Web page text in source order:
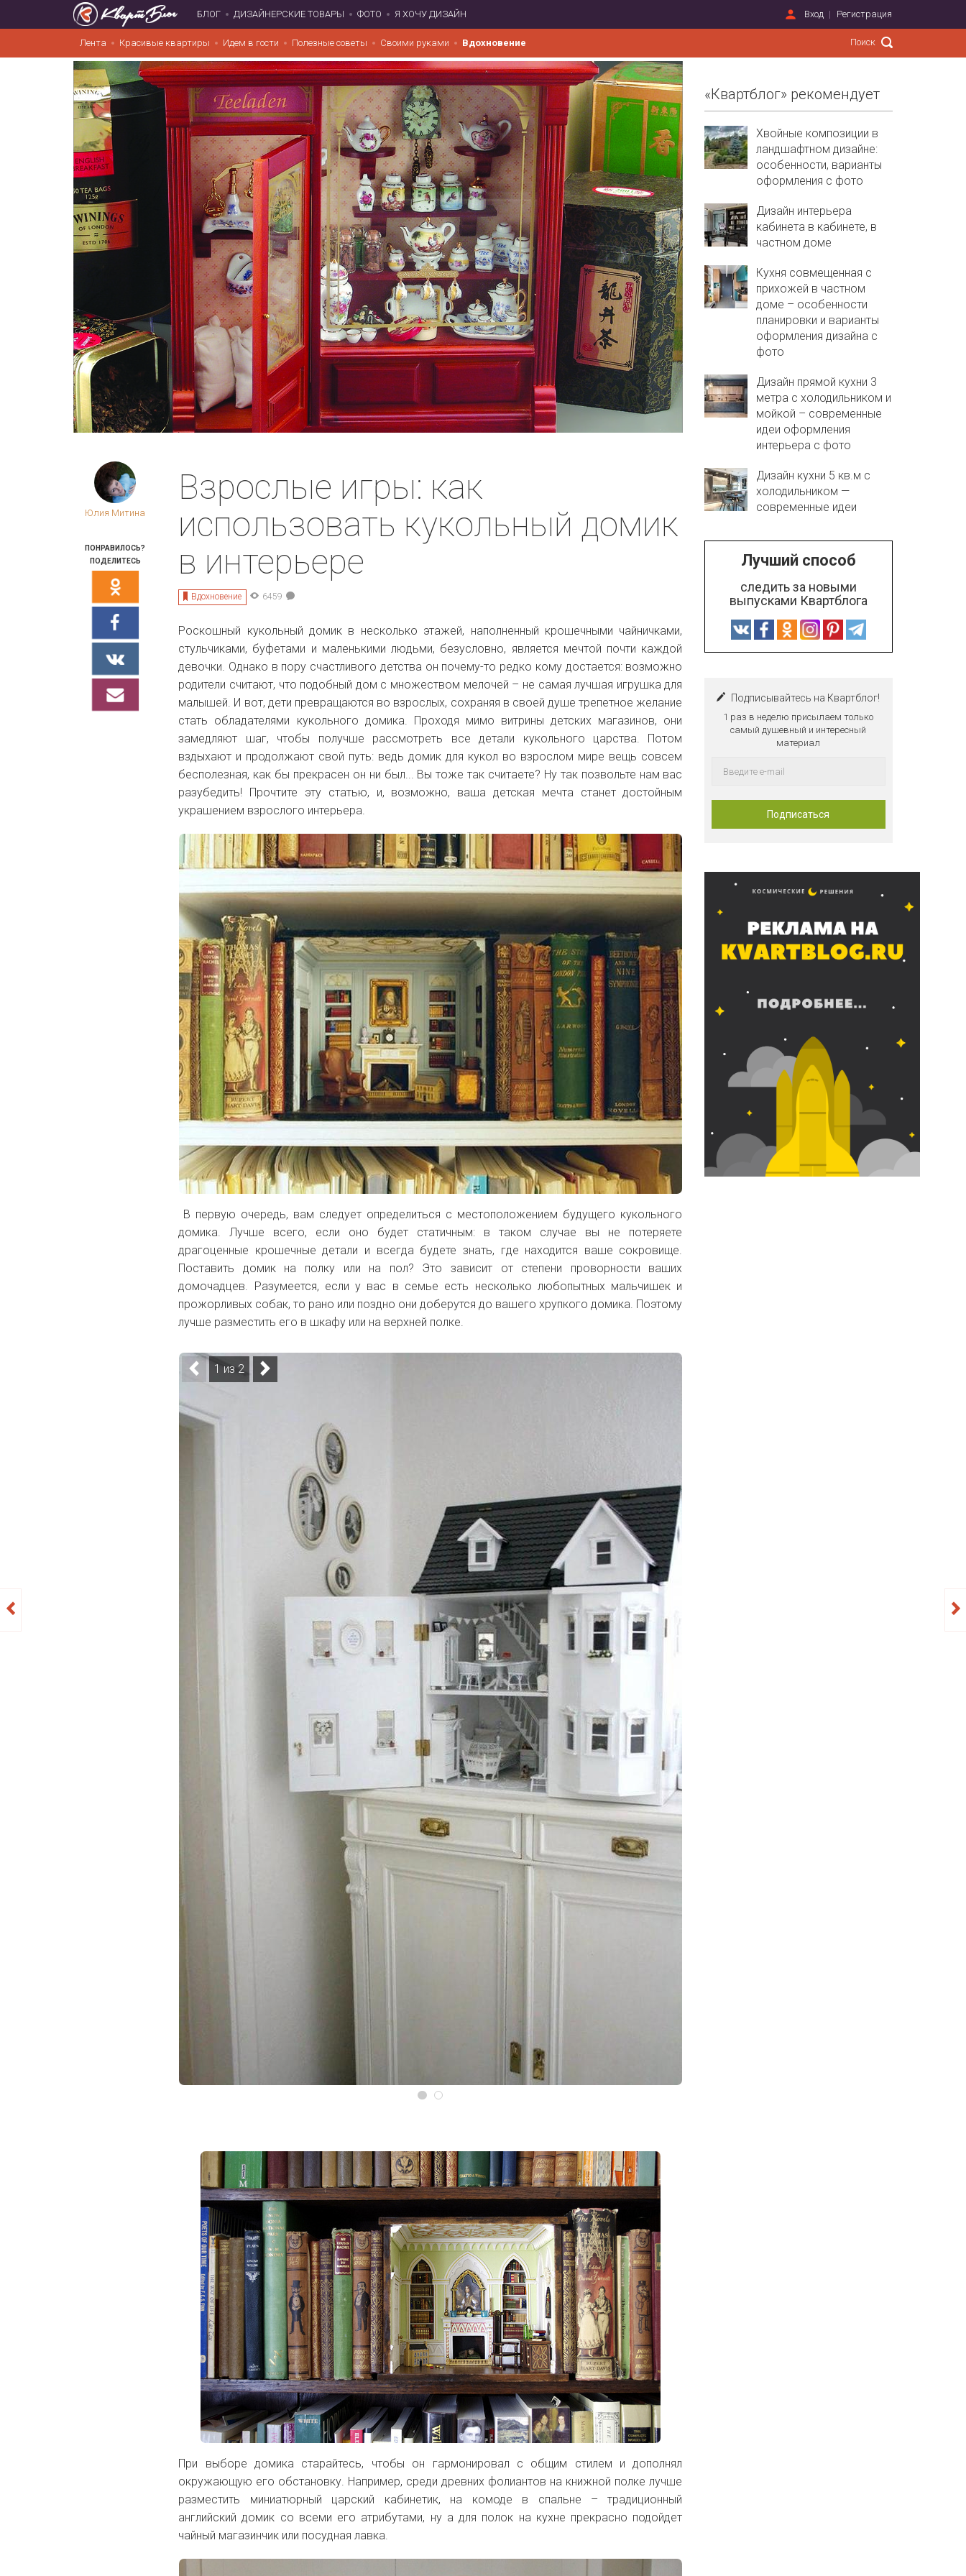
БЛОГ ДИЗАЙНЕРСКИЕ ТОВАРЫ ФОТО Я ХОЧУ ДИЗАЙН Вход Регистрация
Лента Красивые квартиры Идем в гости Полезные советы Своими руками Вдохновение
Юлия Митина
ПОНРАВИЛОСЬ?
ПОДЕЛИТЕСЬ
Взрослые игры: как
использовать кукольный домик
в интерьере
Вдохновение 6459
Роскошный кукольный домик в несколько этажей, наполненный крошечными чайничками,
стульчиками, буфетами и маленькими людьми, безусловно, является мечтой почти каждой
девочки. Однако в пору счастливого детства он почему-то редко кому достается: возможно
родители считают, что подобный дом с множеством мелочей – не самая лучшая игрушка для
малышей. И вот, дети превращаются во взрослых, сохраняя в своей душе трепетное желание
стать обладателями кукольного домика. Проходя мимо витрины детских магазинов, они
замедляют шаг, чтобы получше рассмотреть все детали кукольного царства. Потом
вздыхают и продолжают свой путь: ведь домик для кукол во взрослом мире вещь совсем
бесполезная, как бы прекрасен он ни был... Вы тоже так считаете? Ну так позвольте нам вас
разубедить! Прочтите эту статью, и, возможно, ваша детская мечта станет достойным
украшением взрослого интерьера.
В первую очередь, вам следует определиться с местоположением будущего кукольного
домика. Лучше всего, если оно будет статичным: в таком случае вы не потеряете
драгоценные крошечные детали и всегда будете знать, где находится ваше сокровище.
Поставить домик на полку или на пол? Это зависит от степени проворности ваших
домочадцев. Разумеется, если у вас в семье есть несколько любопытных мальчишек и
прожорливых собак, то рано или поздно они доберутся до вашего хрупкого домика. Поэтому
лучше разместить его в шкафу или на верхней полке.
1 из 2
При выборе домика старайтесь, чтобы он гармонировал с общим стилем и дополнял
окружающую его обстановку. Например, среди древних фолиантов на книжной полке лучше
разместить миниатюрный царский кабинетик, на комоде в спальне – традиционный
английский домик со всеми его атрибутами, ну а для полок на кухне прекрасно подойдет
чайный магазинчик или посудная лавка.
«Квартблог» рекомендует
Хвойные композиции в
ландшафтном дизайне:
особенности, варианты
оформления с фото
Дизайн интерьера
кабинета в кабинете, в
частном доме
Кухня совмещенная с
прихожей в частном
доме – особенности
планировки и варианты
оформления дизайна с
фото
Дизайн прямой кухни 3
метра с холодильником и
мойкой – современные
идеи оформления
интерьера с фото
Дизайн кухни 5 кв.м с
холодильником —
современные идеи
Лучший способ
следить за новыми
выпусками Квартблога
Подписывайтесь на Квартблог!
1 раз в неделю присылаем только
самый душевный и интересный
материал